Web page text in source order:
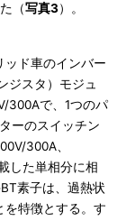
（写真3）。
ド車のインバー
ジスタ）モジュ
300Aで、1つのパ
ーのスイッチン
300A、
した単相分に相
素子は、過熱状
を特徴とする。す